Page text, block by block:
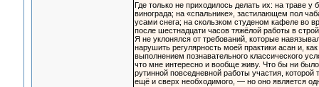
Где только не приходилось делать их: на траве
винограда; на «спальнике», застилающем пол
усами снега; на скользком студеном кафеле во
после шестнадцати часов тяжёлой работы в
Я не уклонялся от требований, которые
нарушить регулярность моей практики асан и,
выполнением познавательного классического
что мне интересно и вообще живу. Что бы ни
рутинной повседневной работы участия,
ещё и сверх необходимого, — но оно является